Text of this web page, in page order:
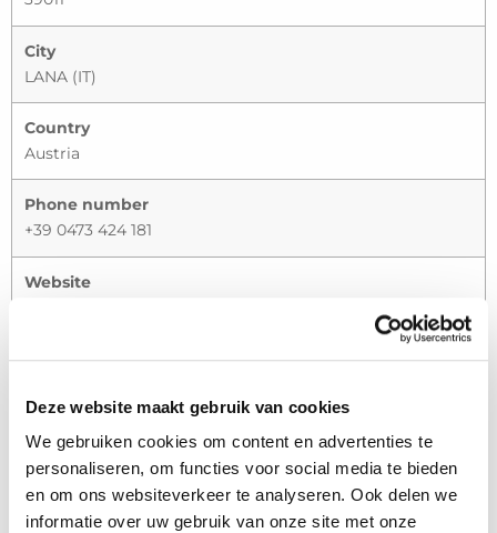
Deze website maakt gebruik van cookies
We gebruiken cookies om content en advertenties te
personaliseren, om functies voor social media te bieden
en om ons websiteverkeer te analyseren. Ook delen we
informatie over uw gebruik van onze site met onze
City
LANA (IT)
Country
Austria
Phone number
+39 0473 424 181
Website
Please use this form to contact your dealer
Name *